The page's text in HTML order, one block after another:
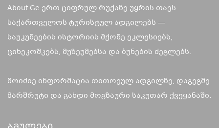
About.Ge ერთ ციფრულ რუქაზე უყრის თავს
საქართველოს ტურისტულ ადგილებს —
საუკუნეების ისტორიის მქონე ეკლესიებს,
ციხეკოშკებს, მუზეუმებსა და ბუნების ძეგლებს.
მოიძიე ინფორმაცია თითოეულ ადგილზე, დაგეგმე
მარშრუტი და გახდი მოგზაური საკუთარ ქვეყანაში.